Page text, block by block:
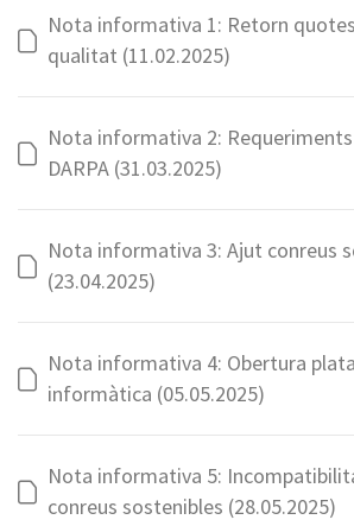
Nota informativa 1: Retorn
qualitat (11.02.2025)
Nota informativa 2:
DARPA (31.03.2025)
Nota informativa 3: Ajut conreus
(23.04.2025)
Nota informativa 4: Obertura
informàtica (05.05.2025)
Nota informativa 5:
conreus sostenibles (28.05.2025)